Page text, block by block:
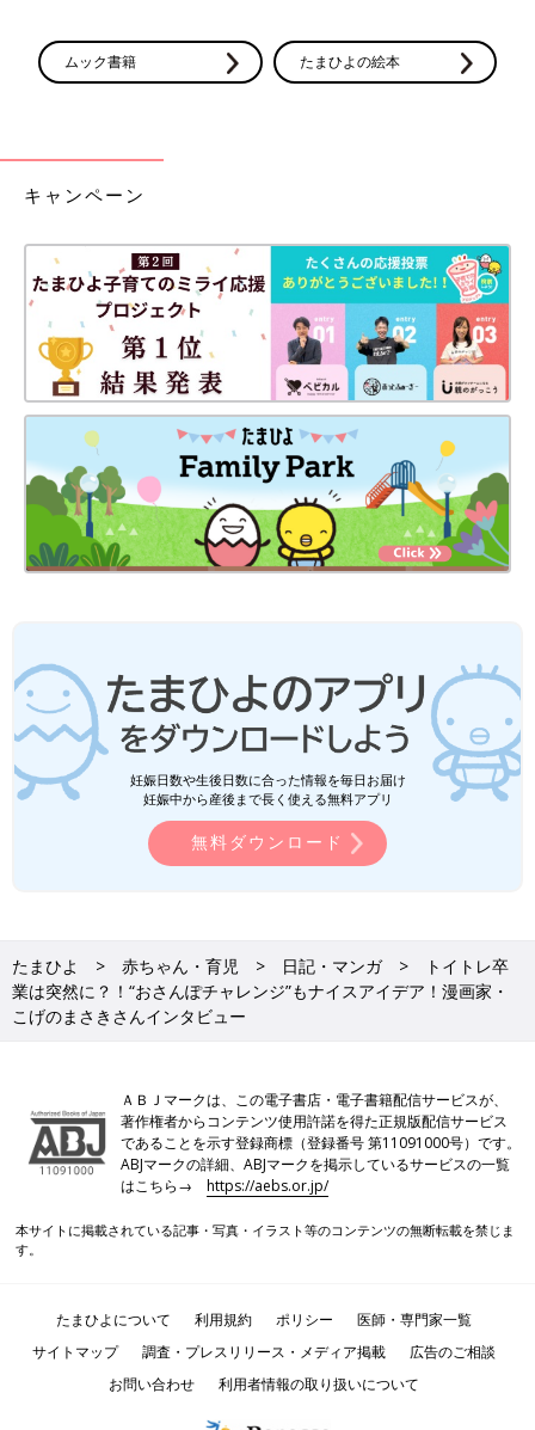
ムック書籍 たまひよの絵本
キャンペーン
妊娠日数や生後日数に合った情報を毎日お届け
妊娠中から産後まで長く使える無料アプリ
無料ダウンロード
たまひよ 赤ちゃん・育児 日記・マンガ
トイトレ卒
業は突然に？！“おさんぽチャレンジ”もナイスアイデア！漫画家・
こげのまさきさんインタビュー
ＡＢＪマークは、この電子書店・電子書籍配信サービスが、
著作権者からコンテンツ使用許諾を得た正規版配信サービス
であることを示す登録商標（登録番号 第11091000号）です。
ABJマークの詳細、ABJマークを掲示しているサービスの一覧
はこちら→https://aebs.or.jp/
本サイトに掲載されている記事・写真・イラスト等のコンテンツの無断転載を禁じま
す。
たまひよについて 利用規約 ポリシー
医師・専門家一覧
サイトマップ
調査・プレスリリース・メディア掲載
広告のご相談
お問い合わせ
利用者情報の取り扱いについて